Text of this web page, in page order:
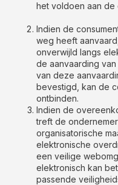
het voldoen aan de
Indien de
weg heeft
onverwijld langs
de aanvaarding
van deze
bevestigd, kan de
ontbinden.
Indien de
treft de
organisatorische
elektronische
een veilige
elektronisch kan
passende